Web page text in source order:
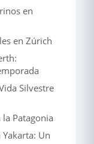
en
en Zúrich
Silvestre
Patagonia
Un